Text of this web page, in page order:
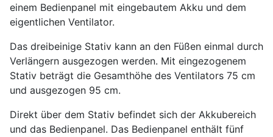
einem Bedienpanel mit eingebautem Akku und dem
eigentlichen Ventilator.
Das dreibeinige Stativ kann an den Füßen einmal durch
Verlängern ausgezogen werden. Mit eingezogenem
Stativ beträgt die Gesamthöhe des Ventilators 75 cm
und ausgezogen 95 cm.
Direkt über dem Stativ befindet sich der Akkubereich
und das Bedienpanel. Das Bedienpanel enthält fünf